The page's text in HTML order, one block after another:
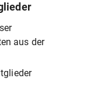
aus der